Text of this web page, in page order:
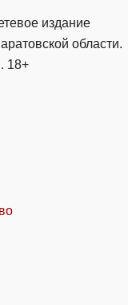
издание
области.
18+